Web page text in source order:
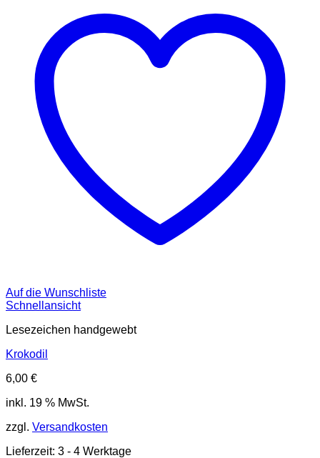
Auf die Wunschliste
Schnellansicht
Lesezeichen handgewebt
Krokodil
6,00 €
inkl. 19 % MwSt.
zzgl. Versandkosten
Lieferzeit: 3 - 4 Werktage